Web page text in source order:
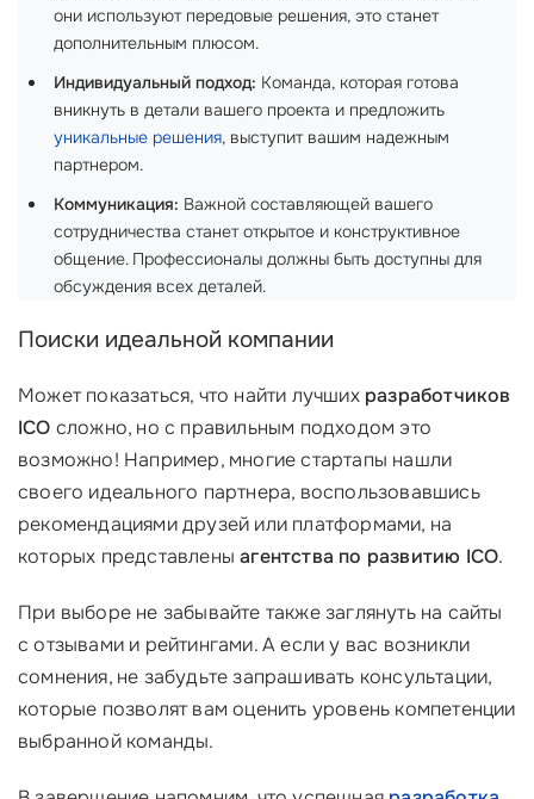
они используют передовые решения, это станет
дополнительным плюсом.
Индивидуальный подход: Команда, которая готова
вникнуть в детали вашего проекта и предложить
уникальные решения, выступит вашим надежным
партнером.
Коммуникация: Важной составляющей вашего
сотрудничества станет открытое и конструктивное
общение. Профессионалы должны быть доступны для
обсуждения всех деталей.
Поиски идеальной компании
Может показаться, что найти лучших разработчиков
ICO сложно, но с правильным подходом это
возможно! Например, многие стартапы нашли
своего идеального партнера, воспользовавшись
рекомендациями друзей или платформами, на
которых представленыагентства по развитию ICO.
При выборе не забывайте также заглянуть на сайты
с отзывами и рейтингами. А если у вас возникли
сомнения, не забудьте запрашивать консультации,
которые позволят вам оценить уровень компетенции
выбранной команды.